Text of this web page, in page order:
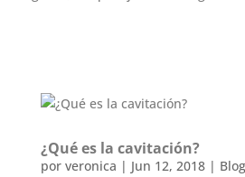
¿Qué es la cavitación?
por veronica | Jun 12, 2018| Blog